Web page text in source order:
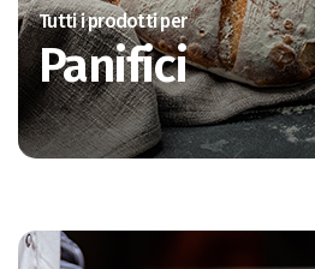
Tutti i prodotti per
Panifici